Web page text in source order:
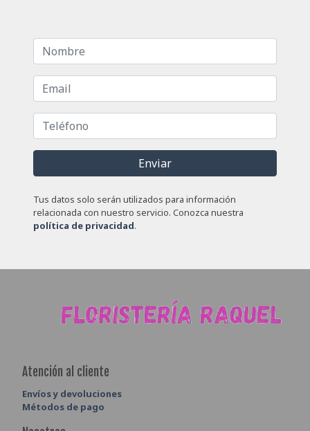
Enviar
Tus datos solo serán utilizados para información
relacionada con nuestro servicio. Conozca nuestra
política de privacidad.
Atención al cliente
Envíos y devoluciones
Métodos de pago